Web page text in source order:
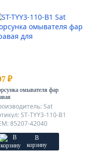
₽
омывателя фар
Sat
ST-TYY3-110-B1
85207-42040
В
корзину